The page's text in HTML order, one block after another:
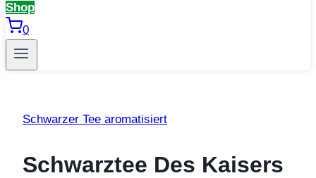
Shop
0
Schwarzer Tee aromatisiert
Schwarztee Des Kaisers